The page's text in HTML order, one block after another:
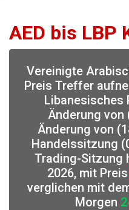
AED bis LBP
Vereinigte
Preis Treffer
Libanesisches
Änderung von
Änderung von
Handelssitzung
Trading-Sitzung
2026, mit Preis
verglichen mit
Morgen